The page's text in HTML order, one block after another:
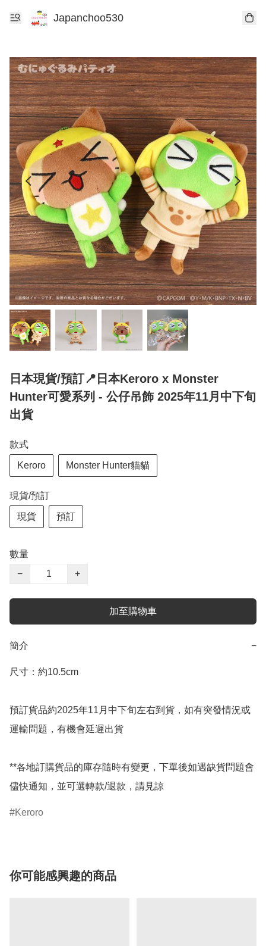
Japanchoo530
日本現貨/預訂📍日本Keroro x Monster
Hunter可愛系列 - 公仔吊飾 2025年11月中下旬
出貨
款式
Keroro Monster Hunter貓貓
現貨/預訂
現貨 預訂
數量
−
+
加至購物車
簡介 −
尺寸：約10.5cm
預訂貨品約2025年11月中下旬左右到貨，如有突發情況或
運輸問題，有機會延遲出貨
**各地訂購貨品的庫存隨時有變更，下單後如遇缺貨問題會
儘快通知，並可選轉款/退款，請見諒
Keroro
你可能感興趣的商品